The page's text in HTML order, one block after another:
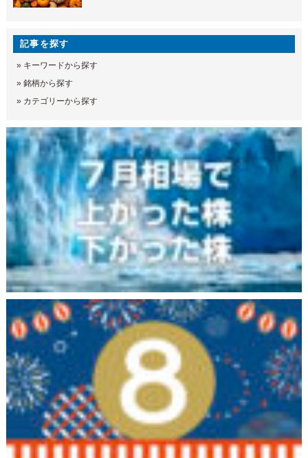
記事を探す
» キーワードから探す
» 銘柄から探す
» カテゴリーから探す